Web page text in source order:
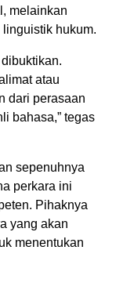
melainkan
hukum.
atau
dari perasaan
bahasa,” tegas
sepenuhnya
perkara ini
Pihaknya
yang akan
menentukan